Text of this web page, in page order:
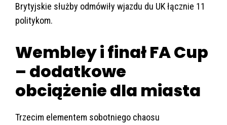
Brytyjskie służby odmówiły wjazdu du UK łącznie 11
politykom.
Wembley i finał FA Cup
– dodatkowe
obciążenie dla miasta
Trzecim elementem sobotniego chaosu